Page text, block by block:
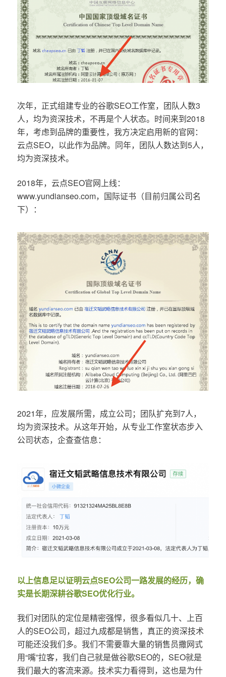
次年，正式组建专业的谷歌SEO工作室，团队人数3
人，均为资深技术，不再是个人状态。时间来到2018
年，考虑到品牌的重要性，我方决定启用新的官网：
云点SEO，以此作为品牌。同年，团队人数达到5人，
均为资深技术。
2018年，云点SEO官网上线：
www.yundianseo.com，国际证书（目前归属公司名
下）：
2021年，应发展所需，成立公司；团队扩充到7人，
均为资深技术。从这年开始，从专业工作室状态步入
公司状态，企查查信息：
以上信息足以证明云点SEO公司一路发展的经历，确
实是长期深耕谷歌SEO优化行业。
我们对团队的定位是精密强悍，很多看似几十、上百
人的SEO公司，超过九成都是销售，真正的资深技术
可能还没我们多。我们不需要靠大量的销售员撒网式
用“嘴”拉客，我们自己就是做谷歌SEO的，SEO就是
我们最大的客流来源。技术实力看得到，这也是为什